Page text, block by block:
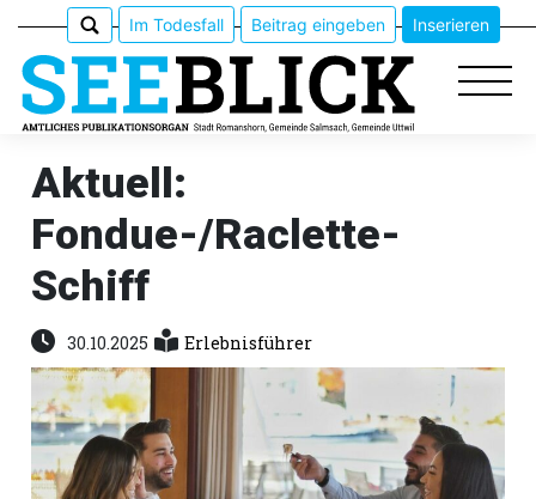
Epaper
Veranstaltungen
Erlebnisführer
App
Im Todesfall Beitrag eingeben Inserieren
Aktuell:
Fondue-/Raclette-
Schiff
30.10.2025 Erlebnisführer